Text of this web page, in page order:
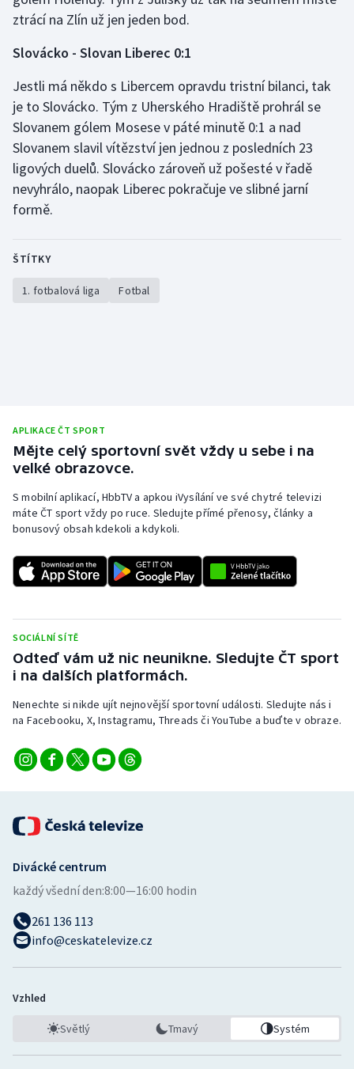
ztrácí na Zlín už jen jeden bod.
Slovácko - Slovan Liberec 0:1
Jestli má někdo s Libercem opravdu tristní bilanci, tak
je to Slovácko. Tým z Uherského Hradiště prohrál se
Slovanem gólem Mosese v páté minutě 0:1 a nad
Slovanem slavil vítězství jen jednou z posledních 23
ligových duelů. Slovácko zároveň už pošesté v řadě
nevyhrálo, naopak Liberec pokračuje ve slibné jarní
formě.
ŠTÍTKY
1. fotbalová liga Fotbal
APLIKACE ČT SPORT
Mějte celý sportovní svět vždy u sebe i na
velké obrazovce.
S mobilní aplikací, HbbTV a apkou iVysílání ve své chytré televizi
máte ČT sport vždy po ruce. Sledujte přímé přenosy, články a
bonusový obsah kdekoli a kdykoli.
SOCIÁLNÍ SÍTĚ
Odteď vám už nic neunikne. Sledujte ČT sport
i na dalších platformách.
Nenechte si nikde ujít nejnovější sportovní události. Sledujte nás i
na Facebooku, X, Instagramu, Threads či YouTube a buďte v obraze.
Divácké centrum
každý všední den:8:00—16:00 hodin
261 136 113
info@ceskatelevize.cz
Vzhled
Světlý Tmavý Systém